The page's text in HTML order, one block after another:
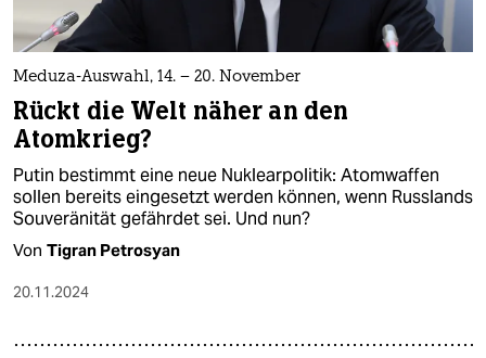
Meduza-Auswahl, 14. – 20. November
Rückt die Welt näher an den
Atomkrieg?
Putin bestimmt eine neue Nuklearpolitik: Atomwaffen
sollen bereits eingesetzt werden können, wenn Russlands
Souveränität gefährdet sei. Und nun?
Von Tigran Petrosyan
20.11.2024